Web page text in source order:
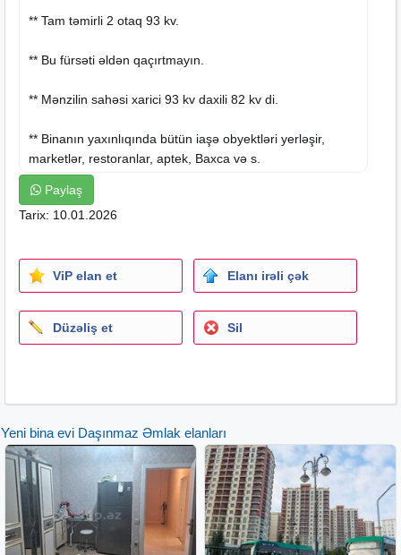
** Tam təmirli 2 otaq 93 kv.
** Bu fürsəti əldən qaçırtmayın.
** Mənzilin sahəsi xarici 93 kv daxili 82 kv di.
** Binanın yaxınlıqında bütün iaşə obyektləri yerləşir,
marketlər, restoranlar, aptek, Baxca və s.
** Bina infrastruktur cəhətdən çox əlverişli yerdədir.
metrostansiyasına, Sumqayıt və Xırdalan şəhərinə
marşurutu xətləri mövcudur.
** Ofis haqqı 1000 azn
Paylaş
Tarix: 10.01.2026
ViP elan et Elanı irəli çək
Düzəliş et Sil
Yeni bina evi Daşınmaz Əmlak elanları